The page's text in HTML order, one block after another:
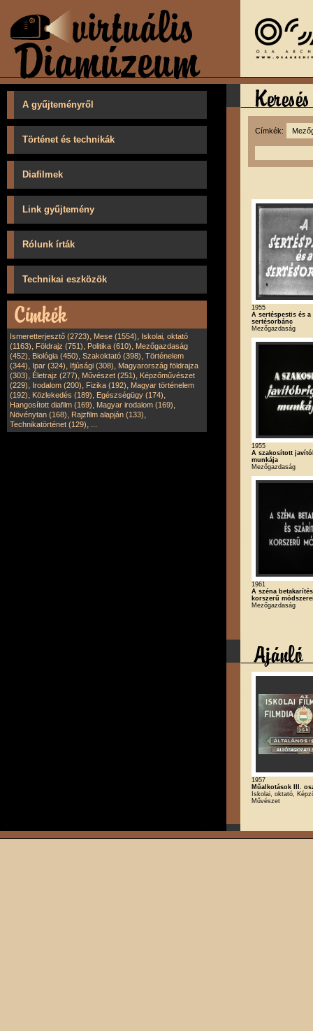
A gyűjteményről
Történet és technikák
Diafilmek
Link gyűjtemény
Rólunk írták
Technikai eszközök
Ismeretterjesztő (2723), Mese (1554), Iskolai, oktató
(1163), Földrajz (751), Politika (610), Mezőgazdaság
(452), Biológia (450), Szakoktató (398), Történelem
(344), Ipar (324), Ifjúsági (308), Magyarország földrajza
(303), Életrajz (277), Művészet (251), Képzőművészet
(229), Irodalom (200), Fizika (192), Magyar történelem
(192), Közlekedés (189), Egészségügy (174),
Hangosított diafilm (169), Magyar irodalom (169),
Növénytan (168), Rajzfilm alapján (133),
Technikatörténet (129),
Címkék:
1955
A sertéspestis és a
sertésorbánc
Mezőgazdaság
1955
A szakosított
munkája
Mezőgazdaság
1961
A széna
korszerű
Mezőgazdaság
1957
Műalkotások III.
Iskolai, oktató,
Művészet